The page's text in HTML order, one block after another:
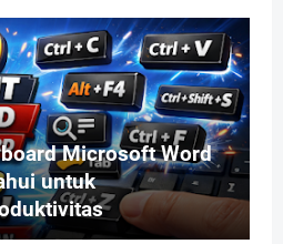
Microsoft Word
untuk